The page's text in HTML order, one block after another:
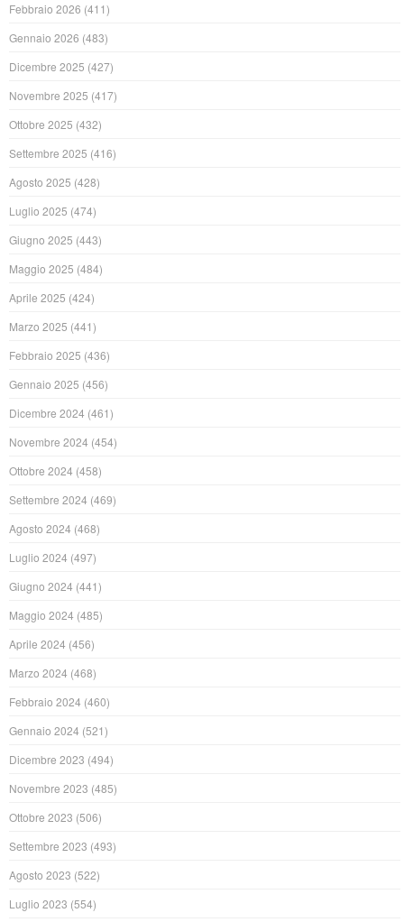
Febbraio 2026 (411)
Gennaio 2026 (483)
Dicembre 2025 (427)
Novembre 2025 (417)
Ottobre 2025 (432)
Settembre 2025 (416)
Agosto 2025 (428)
Luglio 2025 (474)
Giugno 2025 (443)
Maggio 2025 (484)
Aprile 2025 (424)
Marzo 2025 (441)
Febbraio 2025 (436)
Gennaio 2025 (456)
Dicembre 2024 (461)
Novembre 2024 (454)
Ottobre 2024 (458)
Settembre 2024 (469)
Agosto 2024 (468)
Luglio 2024 (497)
Giugno 2024 (441)
Maggio 2024 (485)
Aprile 2024 (456)
Marzo 2024 (468)
Febbraio 2024 (460)
Gennaio 2024 (521)
Dicembre 2023 (494)
Novembre 2023 (485)
Ottobre 2023 (506)
Settembre 2023 (493)
Agosto 2023 (522)
Luglio 2023 (554)